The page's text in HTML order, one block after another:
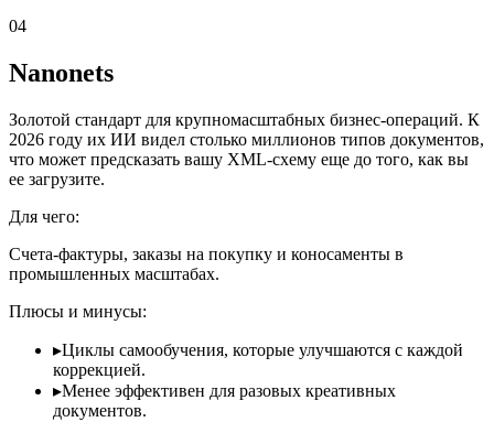
04
Nanonets
Золотой стандарт для крупномасштабных бизнес-операций. К
2026 году их ИИ видел столько миллионов типов документов,
что может предсказать вашу XML-схему еще до того, как вы
ее загрузите.
Для чего:
Счета-фактуры, заказы на покупку и коносаменты в
промышленных масштабах.
Плюсы и минусы:
▸Циклы самообучения, которые улучшаются с каждой
коррекцией.
▸Менее эффективен для разовых креативных
документов.